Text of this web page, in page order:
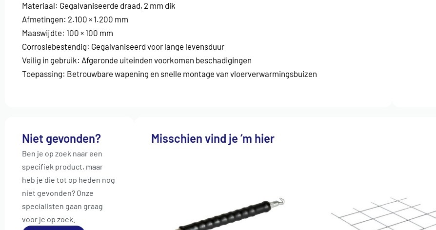
Materiaal: Gegalvaniseerde draad, 2 mm dik
Afmetingen: 2.100 × 1.200 mm
Maaswijdte: 100 × 100 mm
Corrosiebestendig: Gegalvaniseerd voor lange levensduur
Veilig in gebruik: Afgeronde uiteinden voorkomen beschadigingen
Toepassing: Betrouwbare wapening en snelle montage van vloerverwarmingsbuizen
Niet gevonden?
Ben je op zoek naar een
specifiek product, maar
heb je die tot op heden nog
niet gevonden? Onze
specialisten gaan graag
voor je op zoek.
Misschien vind je ‘m hier